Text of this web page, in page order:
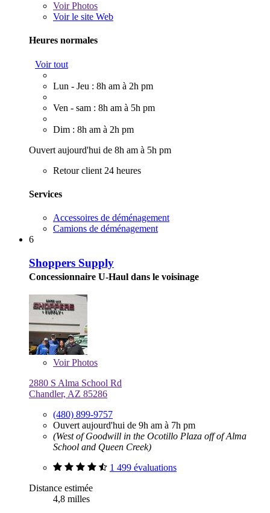
VoirPhotos
Voir le site Web
Heures normales
Voir tout
Lun - Jeu : 8h am à 2h pm
Ven - sam : 8h am à 5h pm
Dim : 8h am à 2h pm
Ouvert aujourd'hui de 8h am à 5h pm
Retour client 24 heures
Services
Accessoires de déménagement
Camions de déménagement
6
Shoppers Supply
Concessionnaire U-Haul dans le voisinage
VoirPhotos
2880 S Alma School Rd
Chandler, AZ 85286
(480) 899-9757
Ouvert aujourd'hui de 9h am à 7h pm
(West of Goodwill in the Ocotillo Plaza off of Alma
School and Queen Creek)
1 499 évaluations
Distance estimée
4,8 milles